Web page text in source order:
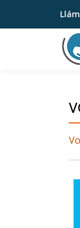
Saltar